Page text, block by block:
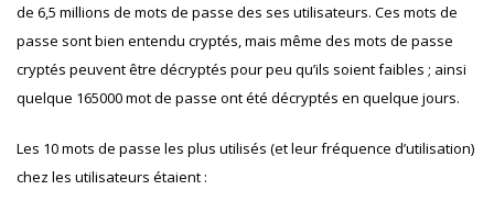
de 6,5 millions de mots de passe des ses utilisateurs. Ces mots de
passe sont bien entendu cryptés, mais même des mots de passe
cryptés peuvent être décryptés pour peu qu’ils soient faibles ; ainsi
quelque 165000 mot de passe ont été décryptés en quelque jours.
Les 10 mots de passe les plus utilisés (et leur fréquence d’utilisation)
chez les utilisateurs étaient :